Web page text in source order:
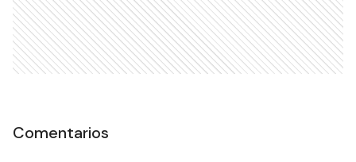
Comentarios